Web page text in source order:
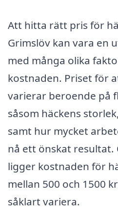
Att hitta rätt pris för
Grimslöv kan vara en
med många olika
kostnaden. Priset för
varierar beroende på
såsom häckens
samt hur mycket
nå ett önskat
ligger kostnaden för
mellan 500 och 1500
såklart variera.